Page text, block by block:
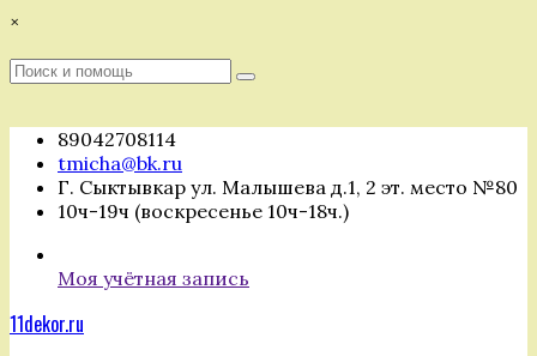
Перейти
содержимому
×
Поиск
Поиск
89042708114
tmicha@bk.ru
Г. Сыктывкар ул. Малышева д.1, 2 эт. место №80
10ч-19ч (воскресенье 10ч-18ч.)
Моя учётная запись
11dekor.ru